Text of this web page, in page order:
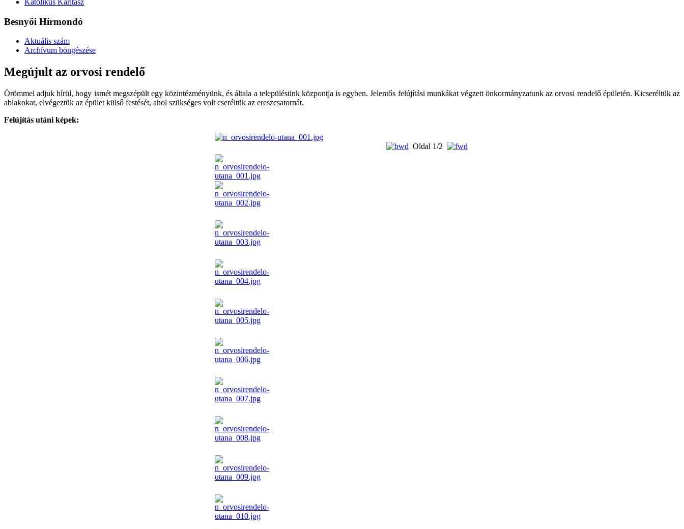
Besnyői Hírmondó
Aktuális szám
Archívum böngészése
Megújult az orvosi rendelő
Örömmel adjuk hírül, hogy ismét megszépült egy közintézményünk, és általa a településünk központja is egyben. Jelentős felújítási munkákat végzett önkormányzatunk az orvosi rendelő épületén. Kicseréltük az
ablakokat, elvégeztük az épület külső festését, ahol szükséges volt cseréltük az ereszcsatornát.
Felújítás utáni képek:
Oldal 1/2